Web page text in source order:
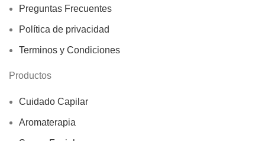
Preguntas Frecuentes
Política de privacidad
Terminos y Condiciones
Productos
Cuidado Capilar
Aromaterapia